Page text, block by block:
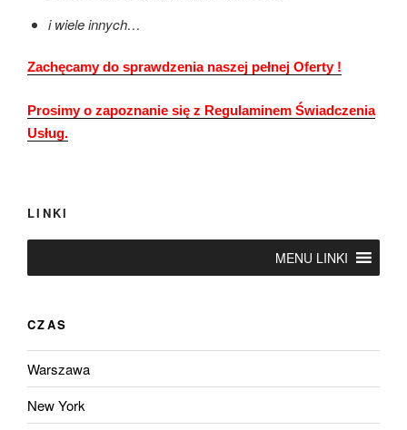
i wiele innych…
Zachęcamy do sprawdzenia naszej pełnej Oferty !
Prosimy o zapoznanie się z Regulaminem Świadczenia
Usług.
LINKI
MENU LINKI
CZAS
Warszawa
New York